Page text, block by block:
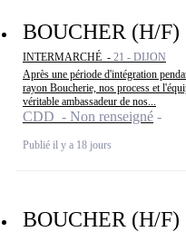
BOUCHER (H/F)
INTERMARCHÉ - 21 - DIJON
Après une période d'intégration
rayon Boucherie, nos process et
véritable ambassadeur de nos...
CDD - Non renseigné
Publié il y a 18 jours
BOUCHER (H/F)